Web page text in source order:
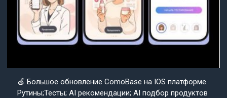
🍏 Большое обновление ComoBase на IOS платформе.
Рутины;Тесты; AI рекомендации; AI подбор продуктов